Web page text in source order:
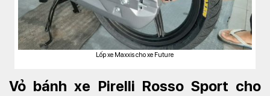
Lốp xe Maxxis cho xe Future
Vỏ bánh xe Pirelli Rosso Sport cho